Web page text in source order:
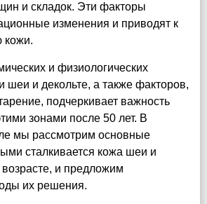
и складок. Эти факторы
изменения и приводят к
кожи.
и физиологических
шеи и декольте, а также факторов,
подчеркивает важность
зонами после 50 лет. В
мы рассмотрим основные
сталкивается кожа шеи и
возрасте, и предложим
их решения.